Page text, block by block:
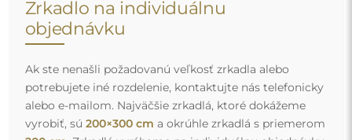
Doprava zdarma a bezpečná preprava
Nemusíte sa starať o prepravu – postaráme sa o to, aby
zrkadlo, ktoré ste si objednali, k vám bezpečne dorazilo, a
to úplne zdarma. Disponujeme vlastným vozovým
parkom a vyškoleným personálom, preto vám môžeme
zaručiť, že zrkadlo dorazí v dokonalom stave, bez
dodatočných poplatkov. Aj keď si objednáte zrkadlo